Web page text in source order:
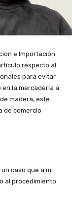
e Importación
respecto al
para evitar
la mercadería a
madera, este
de comercio
caso que a mi
al procedimiento